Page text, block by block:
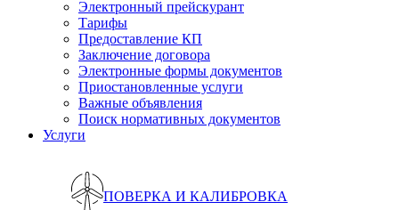
Электронный прейскурант
Тарифы
Предоставление КП
Заключение договора
Электронные формы документов
Приостановленные услуги
Важные объявления
Поиск нормативных документов
Услуги
ПОВЕРКА И КАЛИБРОВКА